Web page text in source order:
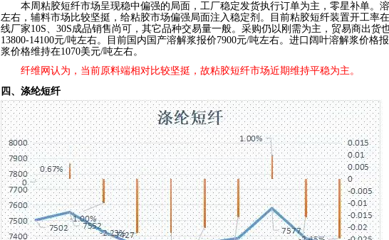
本周粘胶短纤市场呈现稳中偏强的局面，工厂稳定发货执行订单为主，零星补单。
左右，辅料市场比较坚挺，给粘胶市场偏强局面注入稳定剂。目前粘胶短纤装置开工率
线厂家10S、30S成品销售尚可，其它品种交易量一般。采购仍以刚需为主，贸易商出货
13800-14100元/吨左右。目前国内国产溶解浆报价7900元/吨左右。进口阔叶溶解浆价格
浆价格维持在1070美元/吨左右。
纤维网认为，当前原料端相对比较坚挺，故粘胶短纤市场近期维持平稳为主。
四、 涤纶短纤